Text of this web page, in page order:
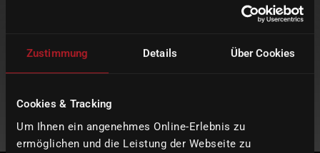
Zustimmung Details Über Cookies
Cookies & Tracking
Um Ihnen ein angenehmes Online-Erlebnis zu
ermöglichen und die Leistung der Webseite zu